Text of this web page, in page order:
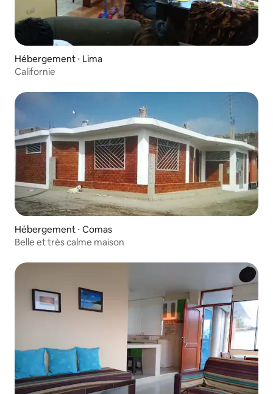
Hébergement ⋅ Lima
Californie
Hébergement ⋅ Comas
Belle et très calme maison